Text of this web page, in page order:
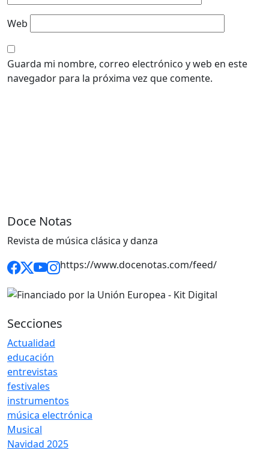
Web
Guarda mi nombre, correo electrónico y web en este
navegador para la próxima vez que comente.
Doce Notas
Revista de música clásica y danza
https://www.docenotas.com/feed/
Secciones
Actualidad
educación
entrevistas
festivales
instrumentos
música electrónica
Musical
Navidad 2025